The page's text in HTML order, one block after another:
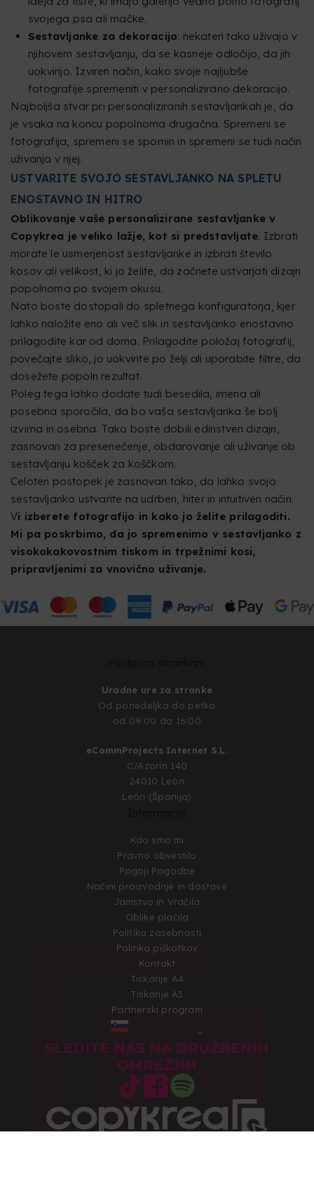
svojega psa ali mačke.
Sestavljanke za dekoracijo: nekateri tako uživajo v
njihovem sestavljanju, da se kasneje odločijo, da jih
uokvirijo. Izviren način, kako svoje najljubše
fotografije spremeniti v personalizirano dekoracijo.
Najboljša stvar pri personaliziranih sestavljankah je, da
je vsaka na koncu popolnoma drugačna. Spremeni se
fotografija, spremeni se spomin in spremeni se tudi način
uživanja v njej.
USTVARITE SVOJO SESTAVLJANKO NA SPLETU
ENOSTAVNO IN HITRO
Oblikovanje vaše personalizirane sestavljanke v
Copykrea je veliko lažje, kot si predstavljate. Izbrati
morate le usmerjenost sestavljanke in izbrati število
kosov ali velikost, ki jo želite, da začnete ustvarjati dizajn
popolnoma po svojem okusu.
Nato boste dostopali do spletnega konfiguratorja, kjer
lahko naložite eno ali več slik in sestavljanko enostavno
prilagodite kar od doma. Prilagodite položaj fotografij,
povečajte sliko, jo uokvirite po želji ali uporabite filtre, da
dosežete popoln rezultat.
Poleg tega lahko dodate tudi besedila, imena ali
posebna sporočila, da bo vaša sestavljanka še bolj
izvirna in osebna. Tako boste dobili edinstven dizajn,
zasnovan za presenečenje, obdarovanje ali uživanje ob
sestavljanju košček za koščkom.
Celoten postopek je zasnovan tako, da lahko svojo
sestavljanko ustvarite na udrben, hiter in intuitiven način.
Vi izberete fotografijo in kako jo želite prilagoditi.
Mi pa poskrbimo, da jo spremenimo v sestavljanko z
visokokakovostnim tiskom in trpežnimi kosi,
pripravljenimi za vnovično uživanje.
Uradne ure za stranke
Od ponedeljka do petka
od 09:00 do 16:00
eCommProjects Internet S.L.
C/Azorín 140
24010 León
León (Španija)
Kdo smo mi
Pravno obvestilo
Pogoji Pogodbe
Načini proizvodnje in dostave
Jamstvo in Vračila
Oblike plačila
Politika zasebnosti
Politika piškotkov
Kontakt
Tiskanje A4
Tiskanje A3
Partnerski program
SLEDITE NAS NA DRUŽBENIH
OMREŽJIH